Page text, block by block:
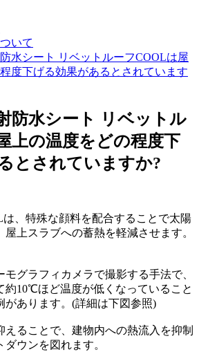
いて
水シート リベットルーフCOOLは屋
程度下げる効果があるとされています
防水シート リベットル
上の温度をどの程度下
とされていますか?
は、特殊な顔料を配合することで太陽
上スラブへの蓄熱を軽減させます。
グラフィカメラで撮影する手法で、
約10℃ほど温度が低くなっていること
があります。(詳細は下図参照)
えることで、建物内への熱流入を抑制
ウンを図れます。